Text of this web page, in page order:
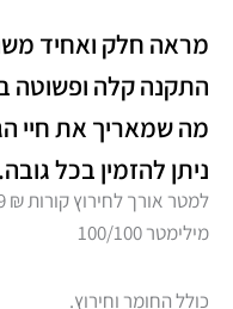
מראה חלק ואחיד
התקנה קלה ופשוטה
מה שמאריך את חיי
ניתן להזמין בכל גובה.
למטר אורך לחירוץ קורות ₪ 59
מילימטר 100/100
כולל החומר וחירוץ.